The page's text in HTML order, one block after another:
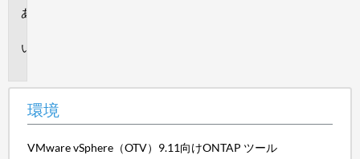
環境
VMware vSphere（OTV）9.11向けONTAP ツール